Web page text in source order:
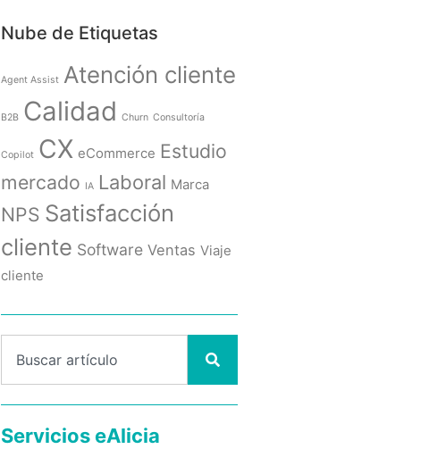
Nube de Etiquetas
Agent Assist Atención cliente
B2B Calidad Churn Consultoría
Copilot CX eCommerce Estudio
mercado IA Laboral Marca
NPS Satisfacción
cliente Software Ventas Viaje
cliente
Servicios eAlicia